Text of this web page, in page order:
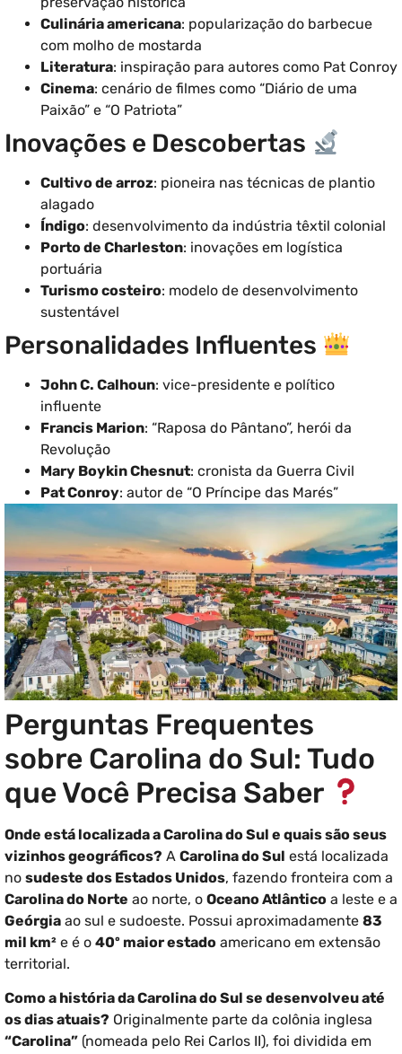
Culinária americana: popularização do barbecue
com molho de mostarda
Literatura: inspiração para autores como Pat Conroy
Cinema: cenário de filmes como “Diário de uma
Paixão” e “O Patriota”
Inovações e Descobertas
Cultivo de arroz: pioneira nas técnicas de plantio
alagado
Índigo: desenvolvimento da indústria têxtil colonial
Porto de Charleston: inovações em logística
portuária
Turismo costeiro: modelo de desenvolvimento
sustentável
Personalidades Influentes
John C. Calhoun: vice-presidente e político
influente
Francis Marion: “Raposa do Pântano”, herói da
Revolução
Mary Boykin Chesnut: cronista da Guerra Civil
Pat Conroy: autor de “O Príncipe das Marés”
Perguntas Frequentes
sobre Carolina do Sul: Tudo
que Você Precisa Saber
Onde está localizada a Carolina do Sul e quais são seus
vizinhos geográficos? A Carolina do Sul está localizada
no sudeste dos Estados Unidos, fazendo fronteira com a
Carolina do Norte ao norte, o Oceano Atlântico a leste e a
Geórgia ao sul e sudoeste. Possui aproximadamente 83
mil km² e é o 40º maior estado americano em extensão
territorial.
Como a história da Carolina do Sul se desenvolveu até
os dias atuais? Originalmente parte da colônia inglesa
“Carolina” (nomeada pelo Rei Carlos II), foi dividida em